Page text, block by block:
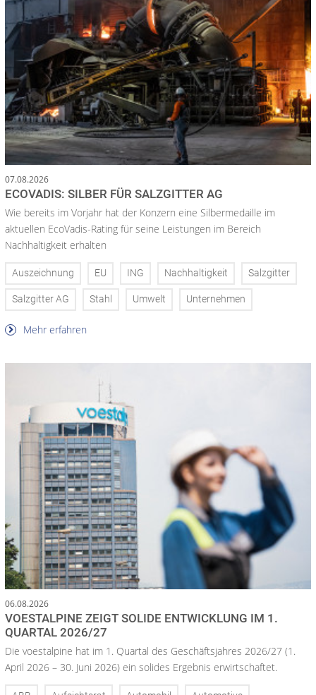
07.08.2026
ECOVADIS: SILBER FÜR SALZGITTER AG
Wie bereits im Vorjahr hat der Konzern eine Silbermedaille im
aktuellen EcoVadis-Rating für seine Leistungen im Bereich
Nachhaltigkeit erhalten
Auszeichnung EU ING Nachhaltigkeit Salzgitter
Salzgitter AG Stahl Umwelt Unternehmen
Mehr erfahren
06.08.2026
VOESTALPINE ZEIGT SOLIDE ENTWICKLUNG IM 1.
QUARTAL 2026/27
Die voestalpine hat im 1. Quartal des Geschäftsjahres 2026/27 (1.
April 2026 – 30. Juni 2026) ein solides Ergebnis erwirtschaftet.